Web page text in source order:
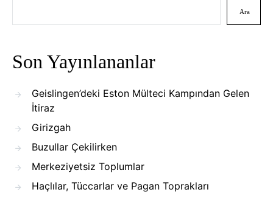
Ara
Son Yayınlananlar
Geislingen’deki Eston Mülteci Kampından Gelen
İtiraz
Girizgah
Buzullar Çekilirken
Merkeziyetsiz Toplumlar
Haçlılar, Tüccarlar ve Pagan Toprakları